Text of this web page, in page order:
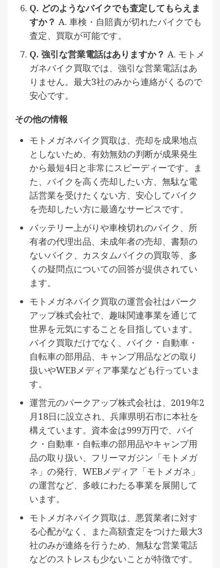
Q. どのようなバイクでも査定してもらえま
すか？ A. 車検・自賠責が切れたバイクでも
査定、買取が可能です。
Q. 強引な営業電話はありますか？ A. モトメ
ガネバイク買取では、強引な営業電話はあ
りません。最大3社のみから連絡がくるので
安心です。
その他の情報
モトメガネバイク買取は、売却を成果地点
としないため、有効無効の判断が成果発生
から最短4日と非常にスピーディーです。ま
た、バイクを高く売却したい方、無駄な電
話営業を受けたくない方、安心してバイク
を売却したい方に最適なサービスです。
バッテリー上がりや車検切れのバイク、所
有者の代理出品、未成年者の売却、書類の
ないバイク、カスタムバイクの買取等、多
くの疑問点についての回答が提供されてい
ます。
モトメガネバイク買取の運営会社はパーク
アップ株式会社で、趣味関連事業を通じて
世界を元気にすることを目指しています。
バイク買取だけでなく、バイク・自動車・
自転車の部用品、キャンプ用品などの取り
扱いやWEBメディア事業なども行っていま
す。
運営元のパークアップ株式会社は、2019年2
月18日に設立され、兵庫県明石市に本社を
構えています。資本金は999万円で、バイ
ク・自動車・自転車の部用品やキャンプ用
品の取り扱い、フリーマガジン「モトメガ
ネ」の発行、WEBメディア「モトメガネ」
の運営など、多岐にわたる事業を展開して
います。
モトメガネバイク買取は、悪質業者に対す
る心配がなく、また高額査定をつけた最大3
社のみが連絡を行うため、無駄な営業電話
などのストレスも少ないことが特徴です。